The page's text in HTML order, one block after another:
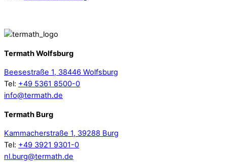
Termath Wolfsburg
Beesestraße 1, 38446 Wolfsburg
Tel: +49 5361 8500-0
info@termath.de
Termath Burg
Kammacherstraße 1, 39288 Burg
Tel: +49 3921 9301-0
nl.burg@termath.de